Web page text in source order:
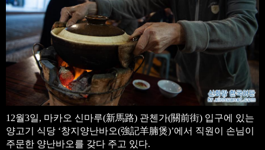
12월3일, 마카오 신마루(新馬路) 관첸가(關前街) 입구에 있는
양고기 식당 ‘창지양난바오(強記羊腩煲)’에서 직원이 손님이
주문한 양난바오를 갖다 주고 있다.